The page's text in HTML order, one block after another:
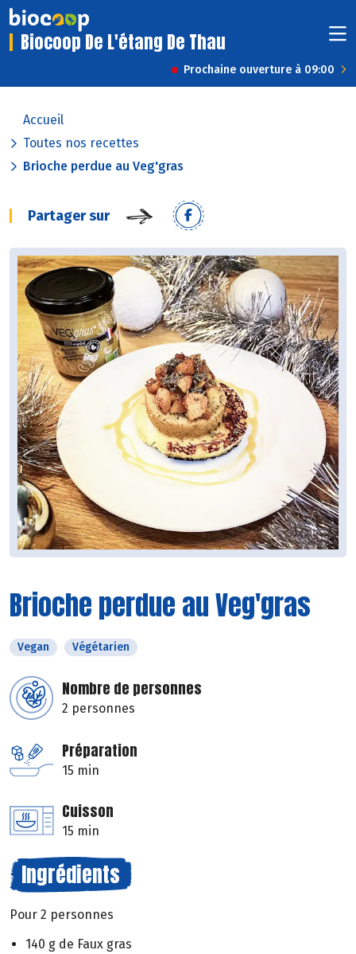
Biocoop De L'étang De Thau
Prochaine ouverture à 09:00
Accueil
Toutes nos recettes
Brioche perdue au Veg'gras
Partager sur
Brioche perdue au Veg'gras
Vegan Végétarien
Nombre de personnes
2 personnes
Préparation
15 min
Cuisson
15 min
Ingrédients
Pour 2 personnes
140 g de Faux gras